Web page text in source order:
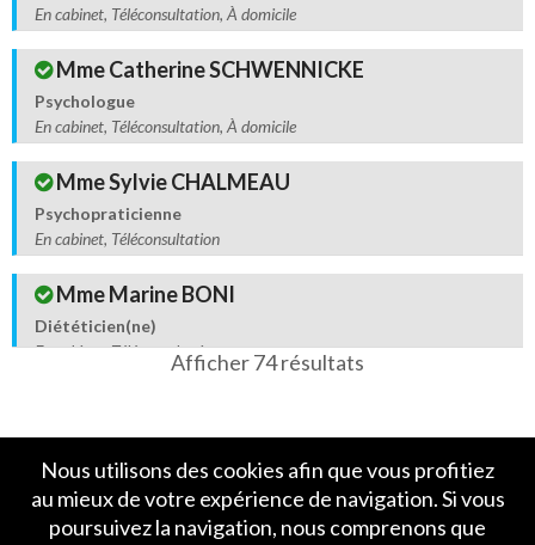
En cabinet, Téléconsultation, À domicile
Mme Catherine SCHWENNICKE
Psychologue
En cabinet, Téléconsultation, À domicile
Mme Sylvie CHALMEAU
Psychopraticienne
En cabinet, Téléconsultation
Mme Marine BONI
Diététicien(ne)
En cabinet, Téléconsultation
Diététicien(ne)
En cabinet, Téléconsultation
Mme Aline BUKATO
Afficher 74 résultats
Nous utilisons des cookies afin que vous profitiez
au mieux de votre expérience de navigation. Si vous
poursuivez la navigation, nous comprenons que